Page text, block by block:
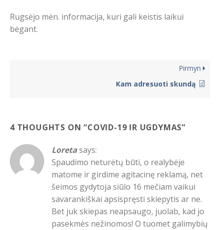
Rugsėjo mėn. informacija, kuri gali keistis laikui
bėgant.
Pirmyn
Kam adresuoti skundą
4 THOUGHTS ON “COVID-19 IR UGDYMAS”
Loretasays:
Spaudimo neturėtų būti, o realybėje
matome ir girdime agitacinę reklamą, net
šeimos gydytoja siūlo 16 mečiam vaikui
savarankiškai apsispręsti skiepytis ar ne.
Bet juk skiepas neapsaugo, juolab, kad jo
pasekmės nežinomos! O tuomet galimybių